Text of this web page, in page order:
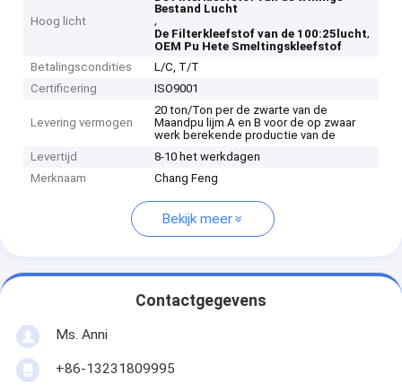
Hoog licht
Bestand Lucht
,
De Filterkleefstof van de 100:25lucht,
OEM Pu Hete Smeltingskleefstof
Betalingscondities
L/C, T/T
Certificering
ISO9001
Levering vermogen
20 ton/Ton per de zwarte van de
Maandpu lijm A en B voor de op zwaar
werk berekende productie van de
Levertijd
8-10 het werkdagen
Merknaam
Chang Feng
Bekijk meer
Contactgegevens
Ms. Anni
+86-13231809995